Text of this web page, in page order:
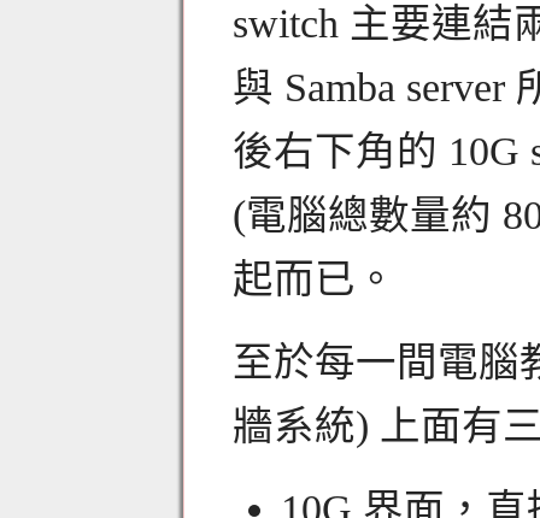
switch 主要連結
與 Samba
後右下角的 10G
(電腦總數量約
起而已。
至於每一間電腦
牆系統) 上面有